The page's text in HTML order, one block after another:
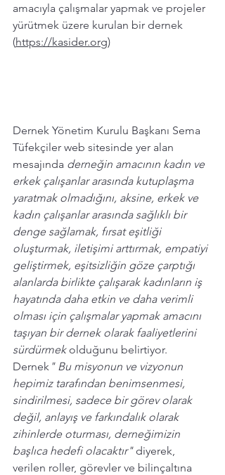
amacıyla çalışmalar yapmak ve projeler
yürütmek üzere kurulan bir dernek
(https://kasider.org)
Dernek Yönetim Kurulu Başkanı Sema
Tüfekçiler web sitesinde yer alan
mesajında derneğin amacının kadın ve
erkek çalışanlar arasında kutuplaşma
yaratmak olmadığını, aksine, erkek ve
kadın çalışanlar arasında sağlıklı bir
denge sağlamak, fırsat eşitliği
oluşturmak, iletişimi arttırmak, empatiyi
geliştirmek, eşitsizliğin göze çarptığı
alanlarda birlikte çalışarak kadınların iş
hayatında daha etkin ve daha verimli
olması için çalışmalar yapmak amacını
taşıyan bir dernek olarak faaliyetlerini
sürdürmek olduğunu belirtiyor.
Dernek " Bu misyonun ve vizyonun
hepimiz tarafından benimsenmesi,
sindirilmesi, sadece bir görev olarak
değil, anlayış ve farkındalık olarak
zihinlerde oturması, derneğimizin
başlıca hedefi olacaktır" diyerek,
verilen roller, görevler ve bilinçaltına